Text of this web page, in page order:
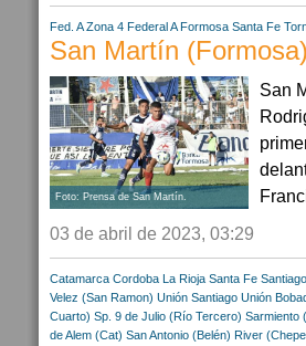
Fed. A Zona 4 Federal A Formosa Santa Fe
San Martín
Foto: Prensa de San Martín.
San
03 de abril de 2023, 03:29
Catamarca Cordoba La Rioja Santa Fe
Velez (San Ramon) Unión Santiago Unión
Cuarto) Sp. 9 de Julio (Río Tercero) Sarmiento
de Alem (Cat) San Antonio (Belén) River